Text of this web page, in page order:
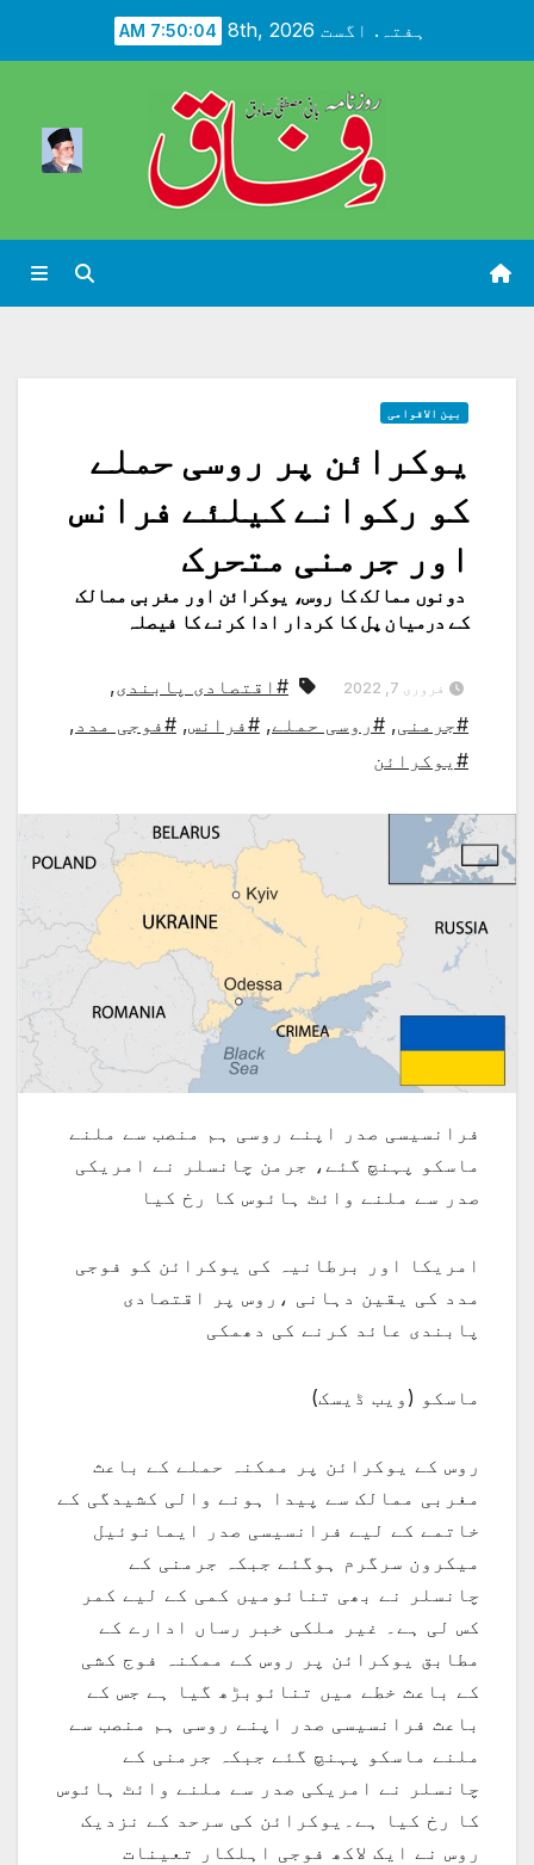
ہفتہ. اگست 8th, 2026 7:50:06 AM
بین الاقوامی
یوکرائن پر روسی حملے
کو رکوانے کیلئے فرانس
اور جرمنی متحرک
دونوں ممالک کا روس، یوکرائن اور مغربی ممالک
کے درمیان پل کا کردار ادا کرنے کا فیصلہ
فروری 7, 2022 #اقتصادی پابندی,
#جرمنی, #روسی حملے, #فرانس, #فوجی مدد,
#یوکرائن
فرانسیسی صدر اپنے روسی ہم منصب سے ملنے
ماسکو پہنچ گئے، جرمن چانسلر نے امریکی
صدر سے ملنے وائٹ ہائوس کا رخ کیا
امریکا اور برطانیہ کی یوکرائن کو فوجی
مدد کی یقین دہانی ،روس پر اقتصادی
پابندی عائد کرنے کی دھمکی
ماسکو (ویب ڈیسک)
روس کے یوکرائن پر ممکنہ حملے کے باعث
مغربی ممالک سے پیدا ہونے والی کشیدگی کے
خاتمے کے لیے فرانسیسی صدر ایمانوئیل
میکرون سرگرم ہوگئے جبکہ جرمنی کے
چانسلر نے بھی تنائومیں کمی کے لیے کمر
کس لی ہے۔ غیر ملکی خبر رساں ادارے کے
مطابق یوکرائن پر روس کے ممکنہ فوج کشی
کے باعث خطے میں تنائوبڑھ گیا ہے جس کے
باعث فرانسیسی صدر اپنے روسی ہم منصب سے
ملنے ماسکو پہنچ گئے جبکہ جرمنی کے
چانسلر نے امریکی صدر سے ملنے وائٹ ہائوس
کا رخ کیا ہے۔یوکرائن کی سرحد کے نزدیک
روس نے ایک لاکھ فوجی اہلکار تعینات